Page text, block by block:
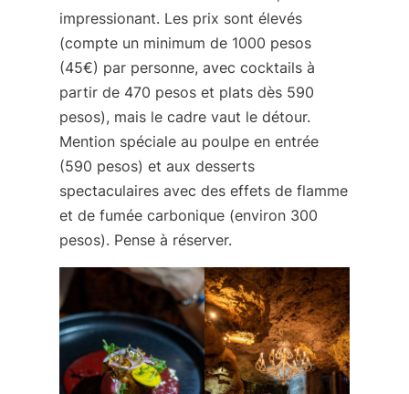
impressionant. Les prix sont élevés
(compte un minimum de 1000 pesos
(45€) par personne, avec cocktails à
partir de 470 pesos et plats dès 590
pesos), mais le cadre vaut le détour.
Mention spéciale au poulpe en entrée
(590 pesos) et aux desserts
spectaculaires avec des effets de flamme
et de fumée carbonique (environ 300
pesos). Pense à réserver.